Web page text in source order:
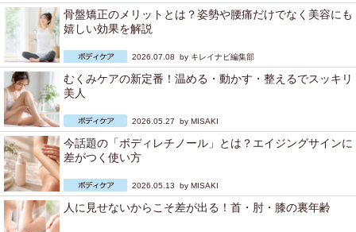
骨盤矯正のメリットとは？姿勢や腰痛だけでなく美容にも
嬉しい効果を解説
2026.07.08 by キレイナビ編集部
むくみケアの新定番！温める・動かす・整えるでスッキリ
美人
2026.05.27 by MISAKI
今話題の「ボディレチノール」とは？エイジングサインに
差がつく使い方
2026.05.13 by MISAKI
人に見せないからこそ差が出る！首・肘・膝の裏年齢